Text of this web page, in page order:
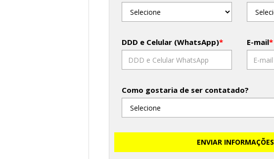
DDD e Celular (WhatsApp)* E-mail*
Como gostaria de ser contatado?
ENVIAR INFORMAÇÕES